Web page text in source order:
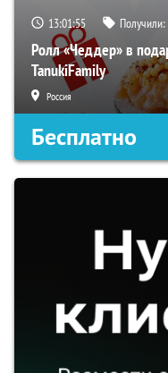
13:01:55 Получили:
Ролл «Чеддер» в
TanukiFamily
Россия
Бесплатно